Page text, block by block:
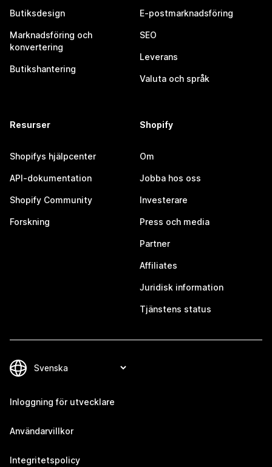
Butiksdesign
Marknadsföring och
konvertering
Butikshantering
E-postmarknadsföring
SEO
Leverans
Valuta och språk
Resurser
Shopifys hjälpcenter
API-dokumentation
Shopify Community
Forskning
Shopify
Om
Jobba hos oss
Investerare
Press och media
Partner
Affiliates
Juridisk information
Tjänstens status
Inloggning för utvecklare
Användarvillkor
Integritetspolicy